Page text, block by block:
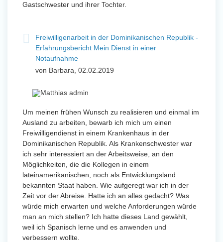
Gastschwester und ihrer Tochter.
Freiwilligenarbeit in der Dominikanischen Republik -
Erfahrungsbericht Mein Dienst in einer
Notaufnahme
von Barbara, 02.02.2019
Um meinen frühen Wunsch zu realisieren und einmal im
Ausland zu arbeiten, bewarb ich mich um einen
Freiwilligendienst in einem Krankenhaus in der
Dominikanischen Republik. Als Krankenschwester war
ich sehr interessiert an der Arbeitsweise, an den
Möglichkeiten, die die Kollegen in einem
lateinamerikanischen, noch als Entwicklungsland
bekannten Staat haben. Wie aufgeregt war ich in der
Zeit vor der Abreise. Hatte ich an alles gedacht? Was
würde mich erwarten und welche Anforderungen würde
man an mich stellen? Ich hatte dieses Land gewählt,
weil ich Spanisch lerne und es anwenden und
verbessern wollte.